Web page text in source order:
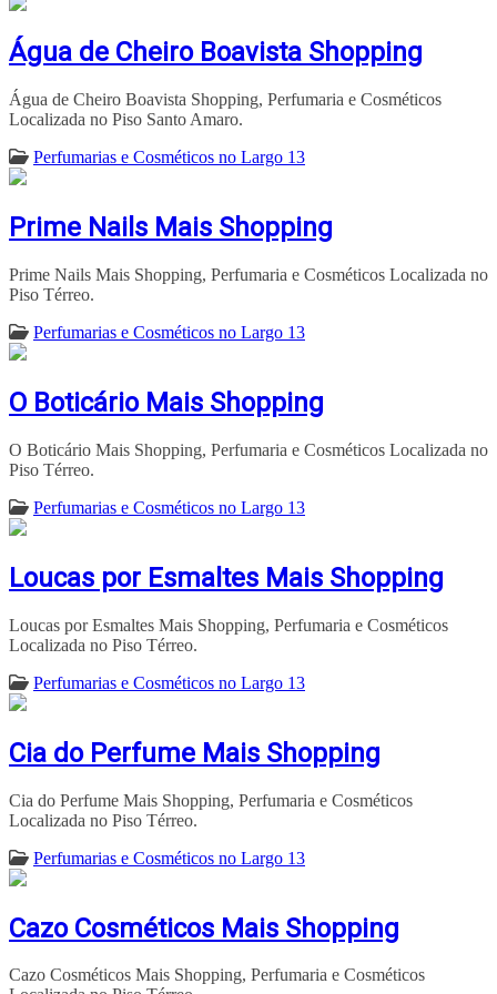
Água de Cheiro Boavista Shopping
Água de Cheiro Boavista Shopping, Perfumaria e Cosméticos
Localizada no Piso Santo Amaro.
Perfumarias e Cosméticos no Largo 13
Prime Nails Mais Shopping
Prime Nails Mais Shopping, Perfumaria e Cosméticos Localizada no
Piso Térreo.
Perfumarias e Cosméticos no Largo 13
O Boticário Mais Shopping
O Boticário Mais Shopping, Perfumaria e Cosméticos Localizada no
Piso Térreo.
Perfumarias e Cosméticos no Largo 13
Loucas por Esmaltes Mais Shopping
Loucas por Esmaltes Mais Shopping, Perfumaria e Cosméticos
Localizada no Piso Térreo.
Perfumarias e Cosméticos no Largo 13
Cia do Perfume Mais Shopping
Cia do Perfume Mais Shopping, Perfumaria e Cosméticos
Localizada no Piso Térreo.
Perfumarias e Cosméticos no Largo 13
Cazo Cosméticos Mais Shopping
Cazo Cosméticos Mais Shopping, Perfumaria e Cosméticos